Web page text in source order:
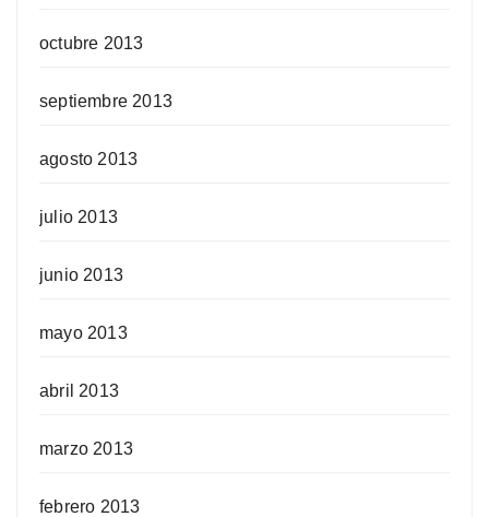
octubre 2013
septiembre 2013
agosto 2013
julio 2013
junio 2013
mayo 2013
abril 2013
marzo 2013
febrero 2013